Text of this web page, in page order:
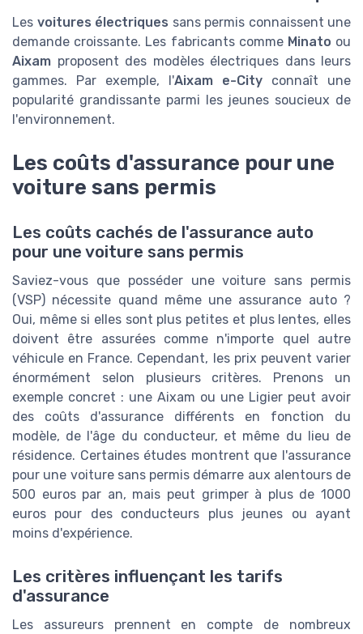
Les voitures électriques sans permis connaissent une
demande croissante. Les fabricants comme Minato ou
Aixam proposent des modèles électriques dans leurs
gammes. Par exemple, l'Aixam e-City connaît une
popularité grandissante parmi les jeunes soucieux de
l'environnement.
Les coûts d'assurance pour une
voiture sans permis
Les coûts cachés de l'assurance auto
pour une voiture sans permis
Saviez-vous que posséder une voiture sans permis
(VSP) nécessite quand même une assurance auto ?
Oui, même si elles sont plus petites et plus lentes, elles
doivent être assurées comme n'importe quel autre
véhicule en France. Cependant, les prix peuvent varier
énormément selon plusieurs critères. Prenons un
exemple concret : une Aixam ou une Ligier peut avoir
des coûts d'assurance différents en fonction du
modèle, de l'âge du conducteur, et même du lieu de
résidence. Certaines études montrent que l'assurance
pour une voiture sans permis démarre aux alentours de
500 euros par an, mais peut grimper à plus de 1000
euros pour des conducteurs plus jeunes ou ayant
moins d'expérience.
Les critères influençant les tarifs
d'assurance
Les assureurs prennent en compte de nombreux